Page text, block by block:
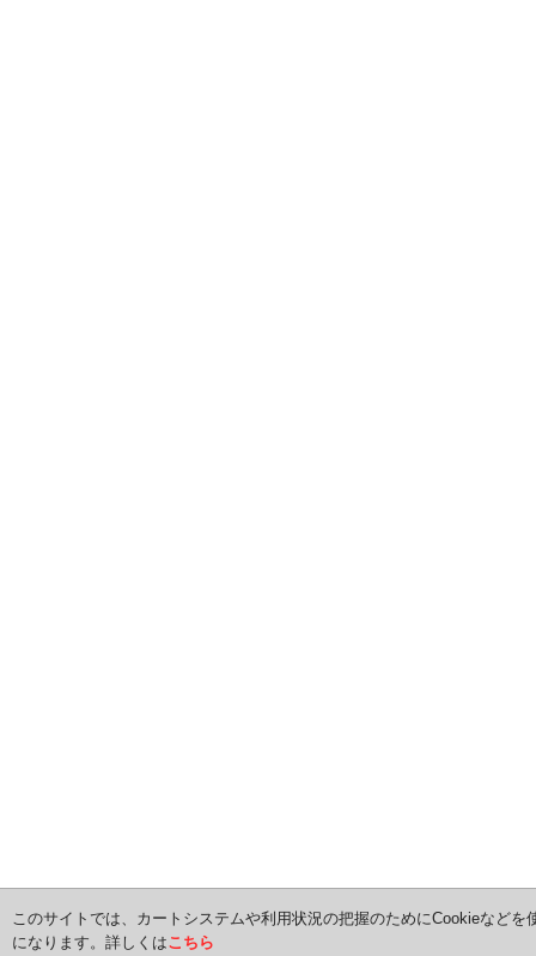
このサイトでは、カートシステムや利用状況の把握のためにCookieなど
になります。詳しくはこちら